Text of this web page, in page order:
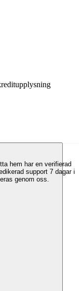
hem har en verifierad
support 7 dagar i
genom oss.